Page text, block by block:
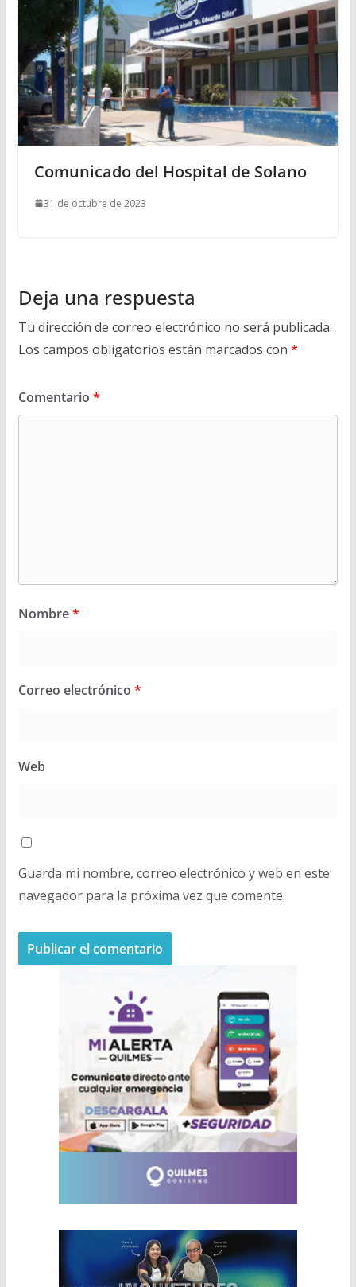
Comunicado del Hospital de Solano
31 de octubre de 2023
Deja una respuesta
Tu dirección de correo electrónico no será publicada.
Los campos obligatorios están marcados con *
Comentario *
Nombre*
Correo electrónico *
Web
Guarda mi nombre, correo electrónico y web en este
navegador para la próxima vez que comente.